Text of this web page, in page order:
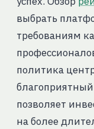
выбрать
требованиям
политика
позволяет
на более